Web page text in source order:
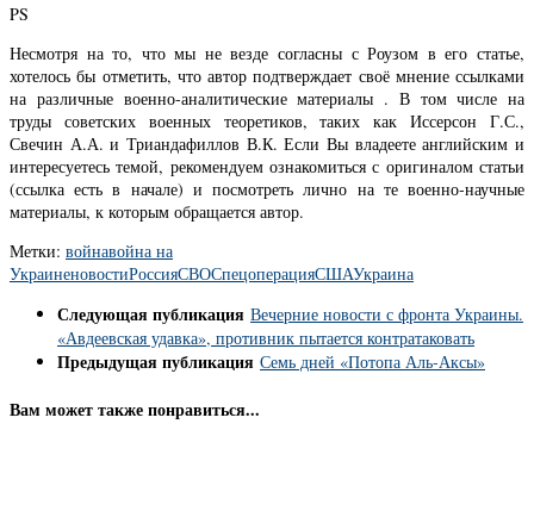
PS
Несмотря на то, что мы не везде согласны с Роузом в его статье,
хотелось бы отметить, что автор подтверждает своё мнение ссылками
на различные военно-аналитические материалы . В том числе на
труды советских военных теоретиков, таких как Иссерсон Г.С.,
Свечин А.А. и Триандафиллов В.К. Если Вы владеете английским и
интересуетесь темой, рекомендуем ознакомиться с оригиналом статьи
(ссылка есть в начале) и посмотреть лично на те военно-научные
материалы, к которым обращается автор.
Метки: войнавойна на
УкраиненовостиРоссияСВОСпецоперацияСШАУкраина
Следующая публикация Вечерние новости с фронта Украины.
«Авдеевская удавка», противник пытается контратаковать
Предыдущая публикация Семь дней «Потопа Аль-Аксы»
Вам может также понравиться...